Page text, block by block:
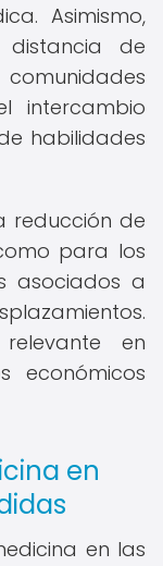
Asimismo,
de
intercambio
habilidades
reducción de
para los
asociados a
en
económicos
en
en las